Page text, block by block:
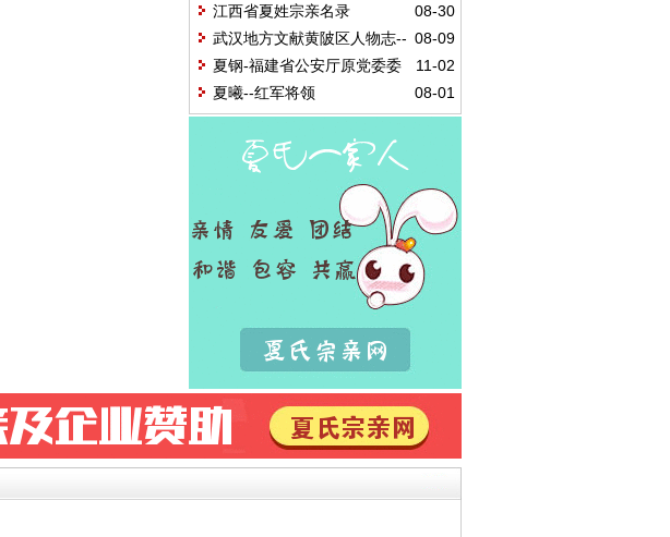
人
08-30
江西省夏姓宗亲名录
08-09
武汉地方文献黄陂区人物志--
收录的夏氏
11-02
夏钢-福建省公安厅原党委委
员、纪委书记
08-01
夏曦--红军将领